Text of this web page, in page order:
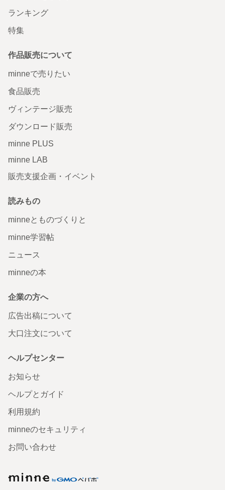
ランキング
特集
作品販売について
minneで売りたい
食品販売
ヴィンテージ販売
ダウンロード販売
minne PLUS
minne LAB
販売支援企画・イベント
読みもの
minneとものづくりと
minne学習帖
ニュース
minneの本
企業の方へ
広告出稿について
大口注文について
ヘルプセンター
お知らせ
ヘルプとガイド
利用規約
minneのセキュリティ
お問い合わせ